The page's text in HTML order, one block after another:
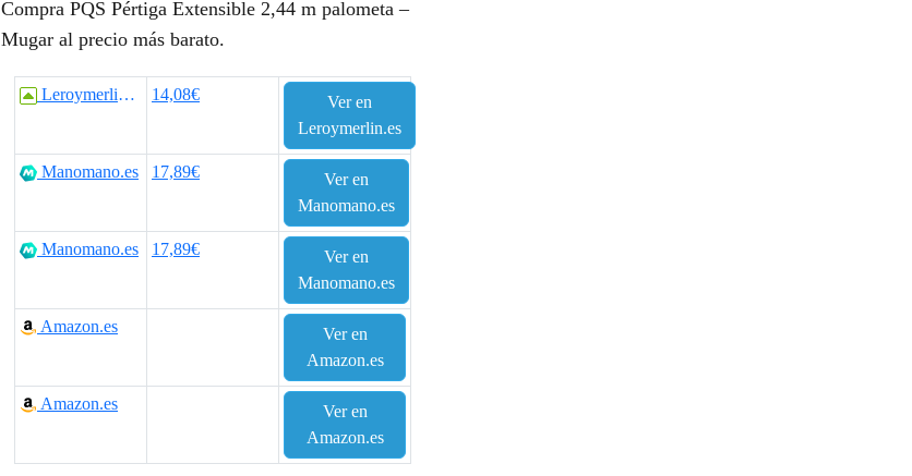
p
r
c
o
r
g
p
r
c
o
Compra PQS Pértiga Extensible 2,44 m palometa –
Mugar al precio más barato.
Leroymerlin.es 14,08€
Ver en
Leroymerlin.es
Manomano.es 17,89€
Ver en
Manomano.es
Manomano.es 17,89€
Ver en
Manomano.es
Amazon.es
Ver en
Amazon.es
Amazon.es
Ver en
Amazon.es